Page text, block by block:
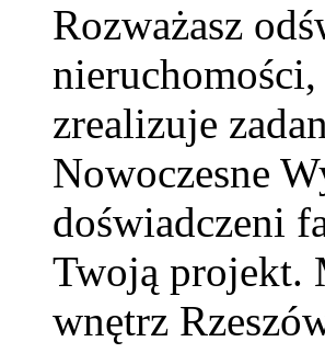
Rozważasz
zrealizuje
Nowoczesne
doświadczeni
Twoją projekt.
wnętrz